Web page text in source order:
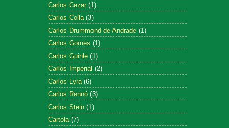
Carlos Cezar (1)
Carlos Colla (3)
Carlos Drummond de Andrade (1)
Carlos Gomes (1)
Carlos Guinle (1)
Carlos Imperial (2)
Carlos Lyra (6)
Carlos Rennó (3)
Carlos Stein (1)
Cartola (7)